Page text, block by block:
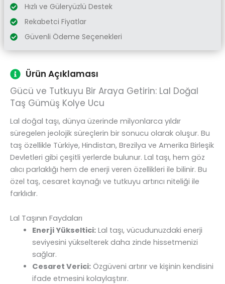
Hızlı ve Güleryüzlü Destek
Rekabetci Fiyatlar
Güvenli Ödeme Seçenekleri
Ürün Açıklaması
Gücü ve Tutkuyu Bir Araya Getirin: Lal Doğal
Taş Gümüş Kolye Ucu
Lal doğal taşı, dünya üzerinde milyonlarca yıldır
süregelen jeolojik süreçlerin bir sonucu olarak oluşur. Bu
taş özellikle Türkiye, Hindistan, Brezilya ve Amerika Birleşik
Devletleri gibi çeşitli yerlerde bulunur. Lal taşı, hem göz
alıcı parlaklığı hem de enerji veren özellikleri ile bilinir. Bu
özel taş, cesaret kaynağı ve tutkuyu artırıcı niteliği ile
farklıdır.
Lal Taşının Faydaları
Enerji Yükseltici:Lal taşı, vücudunuzdaki enerji
seviyesini yükselterek daha zinde hissetmenizi
sağlar.
Cesaret Verici:Özgüveni artırır ve kişinin kendisini
ifade etmesini kolaylaştırır.